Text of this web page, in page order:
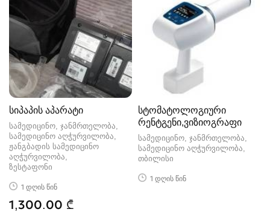
სიპაპის აპარატი
სამედიცინო, ჯანმრთელობა,
სამედიცინო აღჭურვილობა,
ჟანგბადის სამედიცინო
აღჭურვილობა
ზესტაფონი
1 დღის წინ
1,300.00 ₾
სტომატოლოგიური
რენტგენი,ვიზიოგრაფი
სამედიცინო, ჯანმრთელობა,
სამედიცინო აღჭურვილობა
თბილისი
1 დღის წინ